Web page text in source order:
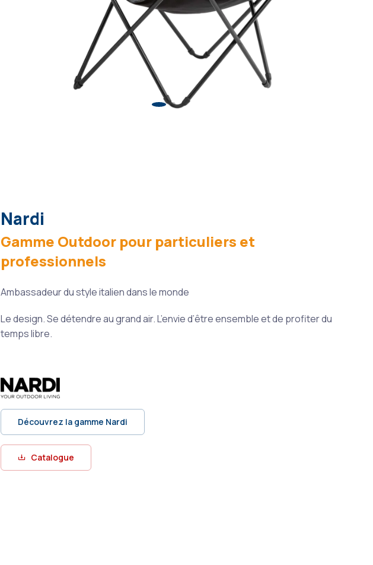
Nardi
Gamme Outdoor pour particuliers et
professionnels
Ambassadeur du style italien dans le monde
Le design. Se détendre au grand air. L’envie d’être ensemble et de profiter du
temps libre.
Découvrez la gamme Nardi
Catalogue